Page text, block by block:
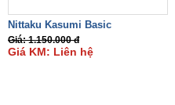
Nittaku Kasumi Basic
Giá: 1.150.000 đ
Giá KM: Liên hệ